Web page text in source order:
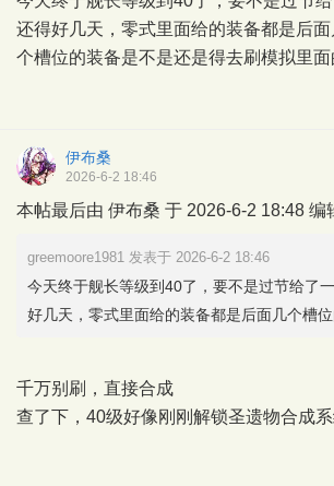
还得好几天，零式里面给的装备都是后
个槽位的装备是不是还是得去刷模拟里面
伊布桑
2026-6-2 18:46
本帖最后由 伊布桑 于 2026-6-2 18:48 编
greemoore1981 发表于 2026-6-2 18:46
今天终于舰长等级到40了，要不是过节给了
好几天，零式里面给的装备都是后面几个槽位
千万别刷，直接合成
查了下，40级好像刚刚解锁圣遗物合成